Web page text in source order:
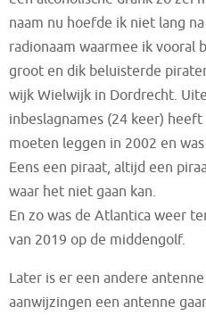
naam nu hoefde ik niet lang
radionaam waarmee ik vooral
groot en dik beluisterde
wijk Wielwijk in Dordrecht.
inbeslagnames (24 keer)
moeten leggen in 2002 en
Eens een piraat, altijd een
waar het niet gaan kan.
En zo was de Atlantica weer
van 2019 op de middengolf.
Later is er een andere
aanwijzingen een antenne